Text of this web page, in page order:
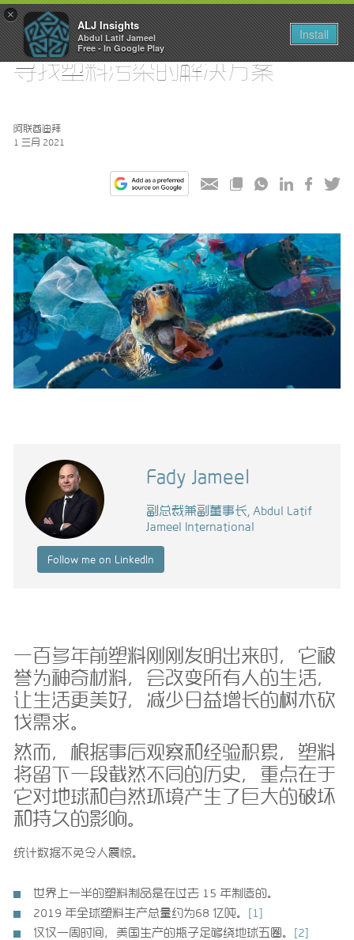
×
ALJ Insights
Abdul Latif Jameel
Free - In Google Play
Install
Toggle
navigation
寻找塑料污染的解决方案
阿联酋迪拜
1 三月 2021
Fady Jameel
副总裁兼副董事长, Abdul Latif
Jameel International
Follow me on LinkedIn
一百多年前塑料刚刚发明出来时，它被
誉为神奇材料，会改变所有人的生活，
让生活更美好，减少日益增长的树木砍
伐需求。
然而，根据事后观察和经验积累，塑料
将留下一段截然不同的历史，重点在于
它对地球和自然环境产生了巨大的破坏
和持久的影响。
统计数据不免令人震惊。
世界上一半的塑料制品是在过去 15 年制造的。
2019 年全球塑料生产总量约为68 亿吨。
[1]
仅仅一周时间，美国生产的瓶子足够绕地球五圈。
[2]